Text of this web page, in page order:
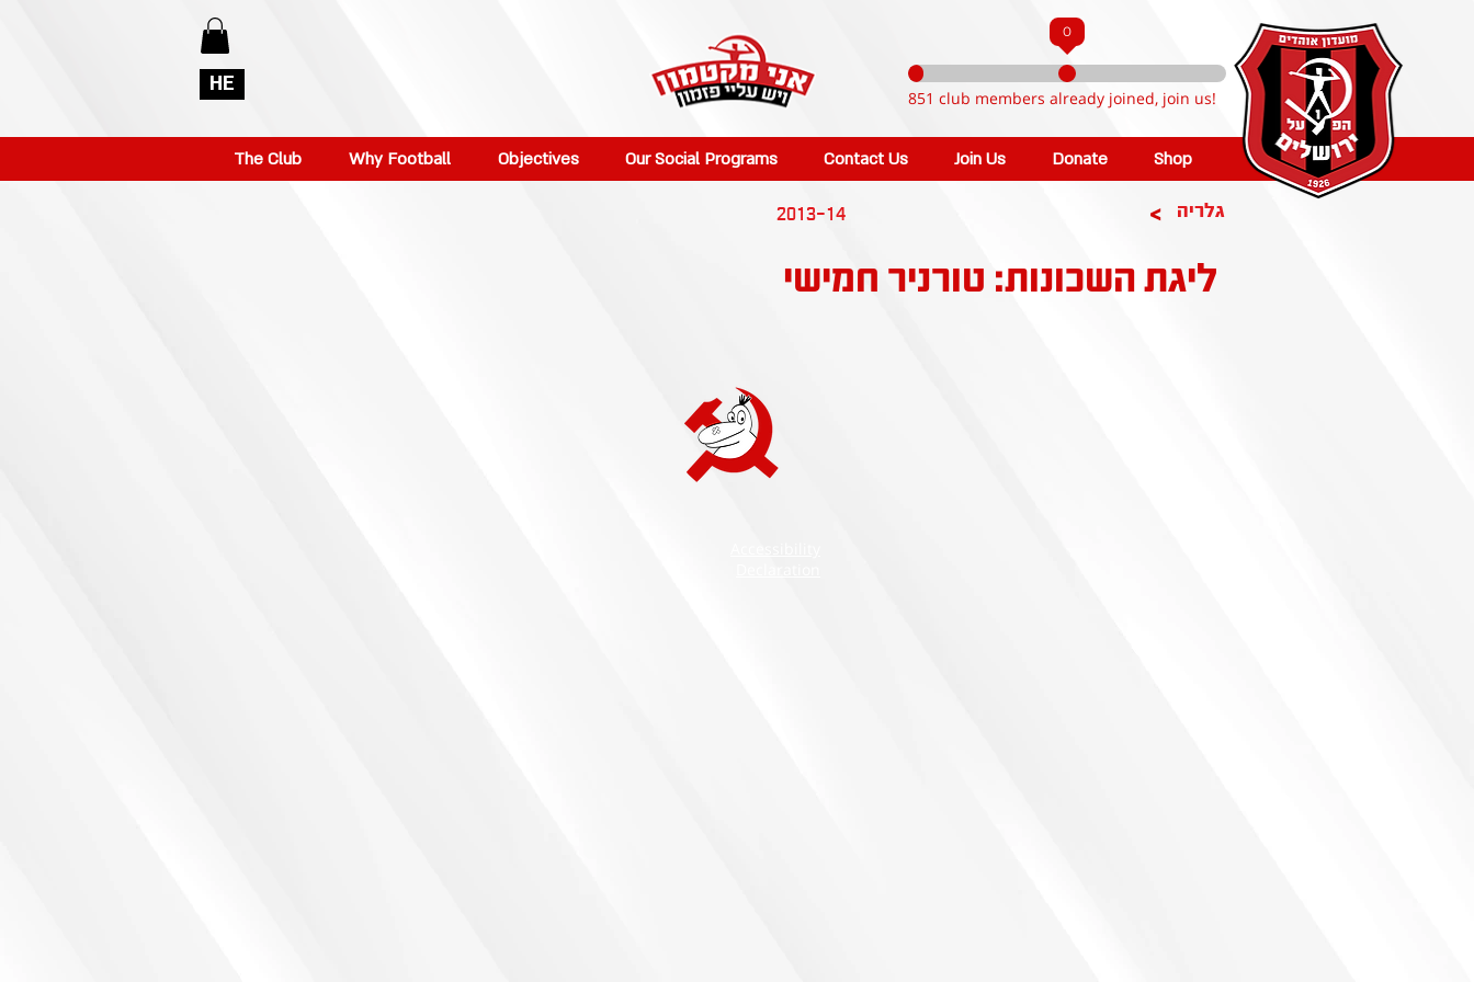
HE
0
851 club members already joined, join us!
The Club Why Football Objectives Our Social Programs Contact Us Join Us Donate Shop
>
2013-14 גלריה
ליגת השכונות: טורניר חמישי